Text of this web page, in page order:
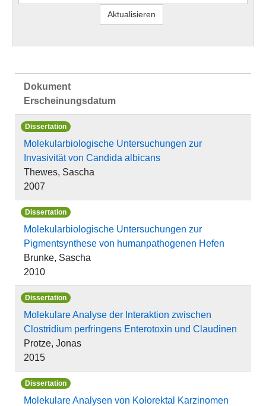
Dokument
Erscheinungsdatum
Dissertation
Molekularbiologische Untersuchungen zur
Invasivität von Candida albicans
Thewes, Sascha
2007
Dissertation
Molekularbiologische Untersuchungen zur
Pigmentsynthese von humanpathogenen Hefen
Brunke, Sascha
2010
Dissertation
Molekulare Analyse der Interaktion zwischen
Clostridium perfringens Enterotoxin und Claudinen
Protze, Jonas
2015
Dissertation
Molekulare Analysen von Kolorektal Karzinomen